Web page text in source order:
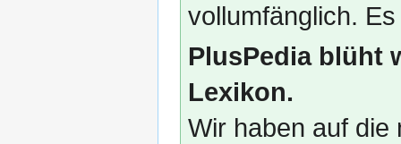
vollumfänglich.
PlusPedia blüht
Lexikon.
Wir haben auf die